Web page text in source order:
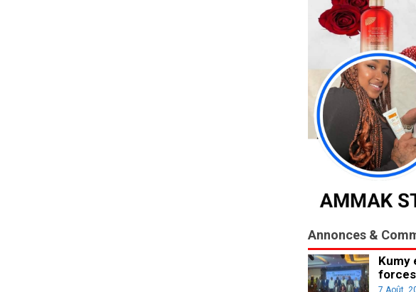
Annonces &
Kumy